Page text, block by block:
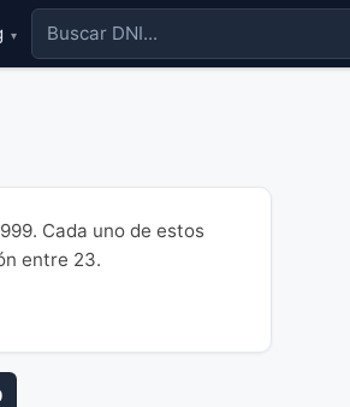
▾
Cada uno de estos
entre 23.